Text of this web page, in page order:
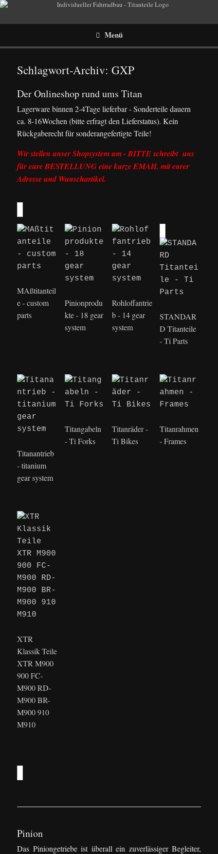
Menü
Schlagwort-Archiv: GXP
Der Onlineshop rund ums Titan
Lagerware binnen 2-4Tage lieferbar - Sonderteile dauern
ca. 8-16Wochen (bitte erfragt den Lieferstatus). Kein
Rückgaberecht für sonderangefertigte Teile!
Wir stellen unser Shopsystem um - BITTE schreibt uns
für eure BESTELLUNG eine kurze EMAIL mit eurer
Adresse und Wunschartikel.
MAßtitanteil
e - custom
parts
Pinionprodu
kte - 18 gear
system
Rohloffantrie
b - 14 gear
system
STANDAR
D Titanteile
- Ti Parts
Titanantrieb
- titanium
gear system
Titangabeln
- Ti Forks
Titanräder -
Ti Bikes
Titanrahmen
- Frames
XTR
Klassik Teile
XTR M900
900 FC-
M900 RD-
M900 BR-
M900 910
M910
Pinion
Das Piniongetriebe ist überall ein zuverlässiger Begleiter,